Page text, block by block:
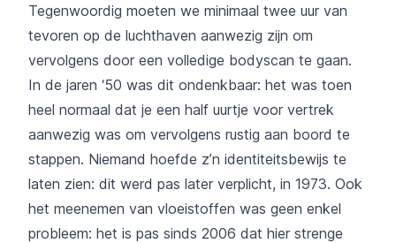
Tegenwoordig moeten we minimaal twee uur van
tevoren op de luchthaven aanwezig zijn om
vervolgens door een volledige bodyscan te gaan.
In de jaren ‘50 was dit ondenkbaar: het was toen
heel normaal dat je een half uurtje voor vertrek
aanwezig was om vervolgens rustig aan boord te
stappen. Niemand hoefde z’n identiteitsbewijs te
laten zien: dit werd pas later verplicht, in 1973. Ook
het meenemen van vloeistoffen was geen enkel
probleem: het is pas sinds 2006 dat hier strenge